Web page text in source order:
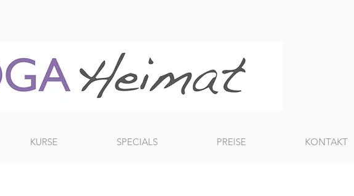
KURSE SPECIALS PREISE KONTAKT